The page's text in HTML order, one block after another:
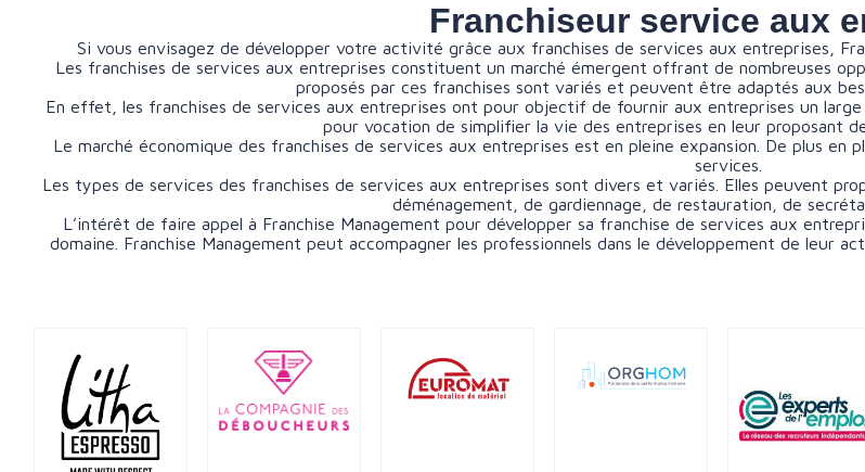
Franchiseur service aux
Si vous envisagez de développer votre activité grâce aux franchises de services aux entreprises,
Les franchises de services aux entreprises constituent un marché émergent offrant de nombreuses
proposés par ces franchises sont variés et peuvent être adaptés aux
En effet, les franchises de services aux entreprises ont pour objectif de fournir aux entreprises un
pour vocation de simplifier la vie des entreprises en leur proposant
Le marché économique des franchises de services aux entreprises est en pleine expansion. De plus en
services.
Les types de services des franchises de services aux entreprises sont divers et variés. Elles peuvent
déménagement, de gardiennage, de restauration, de
L’intérêt de faire appel à Franchise Management pour développer sa franchise de services aux
domaine. Franchise Management peut accompagner les professionnels dans le développement de leur